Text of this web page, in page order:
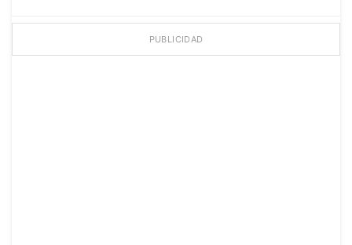
PUBLICIDAD